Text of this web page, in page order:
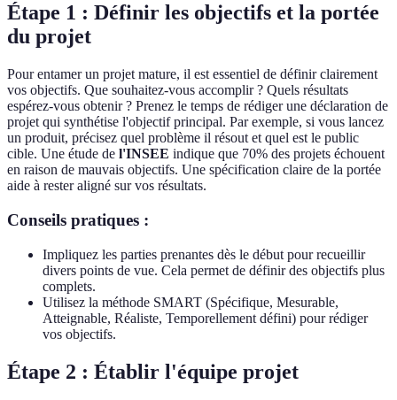
Étape 1 : Définir les objectifs et la portée
du projet
Pour entamer un projet mature, il est essentiel de définir clairement
vos objectifs. Que souhaitez-vous accomplir ? Quels résultats
espérez-vous obtenir ? Prenez le temps de rédiger une déclaration de
projet qui synthétise l'objectif principal. Par exemple, si vous lancez
un produit, précisez quel problème il résout et quel est le public
cible. Une étude de l'INSEE indique que 70% des projets échouent
en raison de mauvais objectifs. Une spécification claire de la portée
aide à rester aligné sur vos résultats.
Conseils pratiques :
Impliquez les parties prenantes dès le début pour recueillir
divers points de vue. Cela permet de définir des objectifs plus
complets.
Utilisez la méthode SMART (Spécifique, Mesurable,
Atteignable, Réaliste, Temporellement défini) pour rédiger
vos objectifs.
Étape 2 : Établir l'équipe projet